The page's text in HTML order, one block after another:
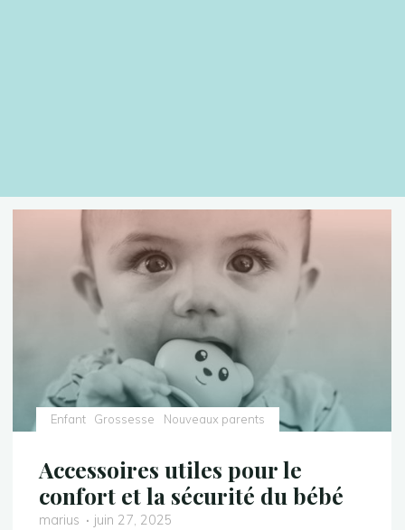
Enfant Grossesse Nouveaux parents
Accessoires utiles pour le
confort et la sécurité du bébé
marius
juin 27, 2025